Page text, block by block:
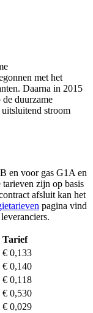
met het
Daarna in 2015
duurzame
stroom
en voor gas G1A en
zijn op basis
afsluit kan het
pagina vind
Tarief
€ 0,133
€ 0,140
€ 0,118
€ 0,530
€ 0,029